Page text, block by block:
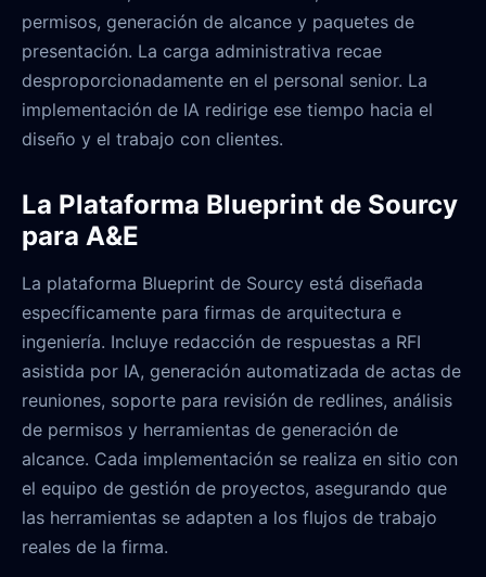
permisos, generación de alcance y paquetes de
presentación. La carga administrativa recae
desproporcionadamente en el personal senior. La
implementación de IA redirige ese tiempo hacia el
diseño y el trabajo con clientes.
La Plataforma Blueprint de Sourcy
para A&E
La plataforma Blueprint de Sourcy está diseñada
específicamente para firmas de arquitectura e
ingeniería. Incluye redacción de respuestas a RFI
asistida por IA, generación automatizada de actas de
reuniones, soporte para revisión de redlines, análisis
de permisos y herramientas de generación de
alcance. Cada implementación se realiza en sitio con
el equipo de gestión de proyectos, asegurando que
las herramientas se adapten a los flujos de trabajo
reales de la firma.